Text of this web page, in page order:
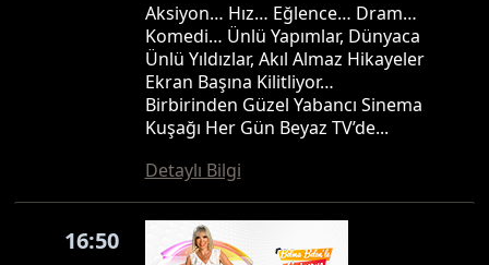
Aksiyon… Hız… Eğlence… Dram…
Komedi… Ünlü Yapımlar, Dünyaca
Ünlü Yıldızlar, Akıl Almaz Hikayeler
Ekran Başına Kilitliyor…
Birbirinden Güzel Yabancı Sinema
Kuşağı Her Gün Beyaz TV’de...
Detaylı Bilgi
16:50